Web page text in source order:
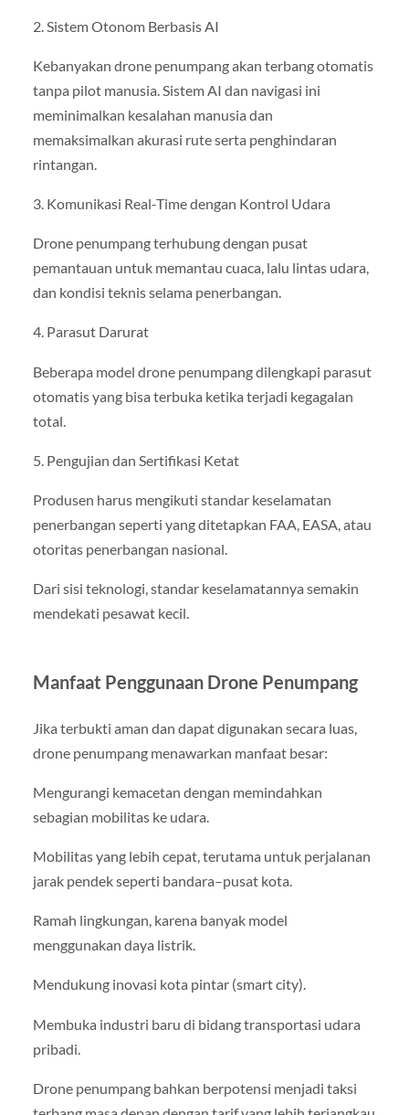
2. Sistem Otonom Berbasis AI
Kebanyakan drone penumpang akan terbang otomatis
tanpa pilot manusia. Sistem AI dan navigasi ini
meminimalkan kesalahan manusia dan
memaksimalkan akurasi rute serta penghindaran
rintangan.
3. Komunikasi Real-Time dengan Kontrol Udara
Drone penumpang terhubung dengan pusat
pemantauan untuk memantau cuaca, lalu lintas udara,
dan kondisi teknis selama penerbangan.
4. Parasut Darurat
Beberapa model drone penumpang dilengkapi parasut
otomatis yang bisa terbuka ketika terjadi kegagalan
total.
5. Pengujian dan Sertifikasi Ketat
Produsen harus mengikuti standar keselamatan
penerbangan seperti yang ditetapkan FAA, EASA, atau
otoritas penerbangan nasional.
Dari sisi teknologi, standar keselamatannya semakin
mendekati pesawat kecil.
Manfaat Penggunaan Drone Penumpang
Jika terbukti aman dan dapat digunakan secara luas,
drone penumpang menawarkan manfaat besar:
Mengurangi kemacetan dengan memindahkan
sebagian mobilitas ke udara.
Mobilitas yang lebih cepat, terutama untuk perjalanan
jarak pendek seperti bandara–pusat kota.
Ramah lingkungan, karena banyak model
menggunakan daya listrik.
Mendukung inovasi kota pintar (smart city).
Membuka industri baru di bidang transportasi udara
pribadi.
Drone penumpang bahkan berpotensi menjadi taksi